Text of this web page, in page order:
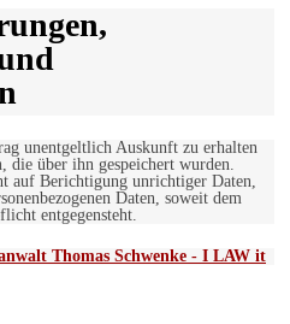
unentgeltlich Auskunft zu erhalten
die über ihn gespeichert wurden.
auf Berichtigung unrichtiger Daten,
Daten, soweit dem
entgegensteht.
Thomas Schwenke - I LAW it